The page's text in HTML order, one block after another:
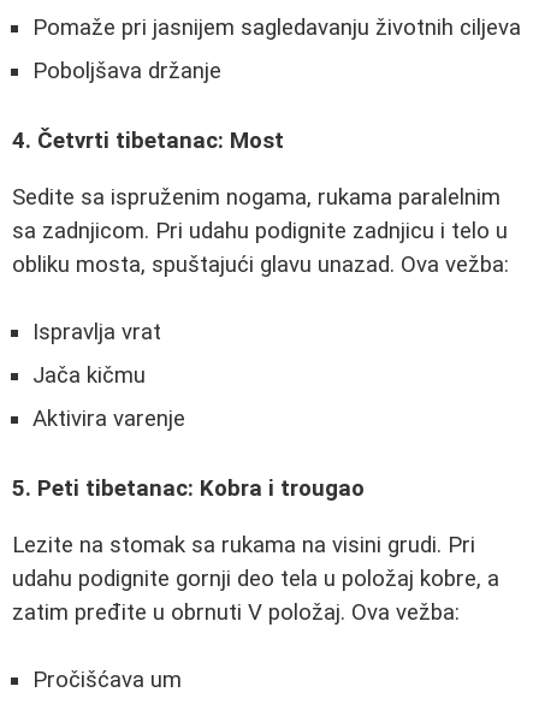
Pomaže pri jasnijem sagledavanju životnih ciljeva
Poboljšava držanje
4. Četvrti tibetanac: Most
Sedite sa ispruženim nogama, rukama paralelnim
sa zadnjicom. Pri udahu podignite zadnjicu i telo u
obliku mosta, spuštajući glavu unazad. Ova vežba:
Ispravlja vrat
Jača kičmu
Aktivira varenje
5. Peti tibetanac: Kobra i trougao
Lezite na stomak sa rukama na visini grudi. Pri
udahu podignite gornji deo tela u položaj kobre, a
zatim pređite u obrnuti V položaj. Ova vežba:
Pročišćava um